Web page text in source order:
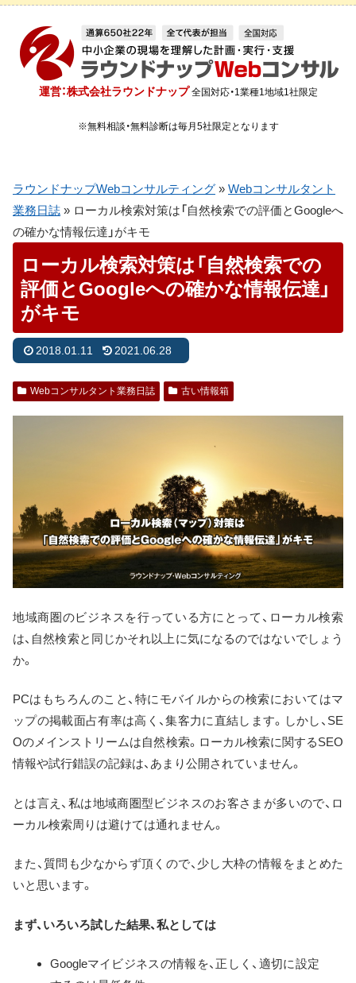
運営：株式会社ラウンドナップ 全国対応・1業種1地域1社限定
※無料相談・無料診断は毎月5社限定となります
ラウンドナップWebコンサルティング » Webコンサルタント
業務日誌 » ローカル検索対策は「自然検索での評価とGoogleへ
の確かな情報伝達」がキモ
ローカル検索対策は「自然検索での
評価とGoogleへの確かな情報伝達」
がキモ
2018.01.11 2021.06.28
Webコンサルタント業務日誌 古い情報箱
地域商圏のビジネスを行っている方にとって、ローカル検索
は、自然検索と同じかそれ以上に気になるのではないでしょう
か。
PCはもちろんのこと、特にモバイルからの検索においてはマ
ップの掲載面占有率は高く、集客力に直結します。しかし、SE
Oのメインストリームは自然検索。ローカル検索に関するSEO
情報や試行錯誤の記録は、あまり公開されていません。
とは言え、私は地域商圏型ビジネスのお客さまが多いので、ロ
ーカル検索周りは避けては通れません。
また、質問も少なからず頂くので、少し大枠の情報をまとめた
いと思います。
まず、いろいろ試した結果、私としては
Googleマイビジネスの情報を、正しく、適切に設定